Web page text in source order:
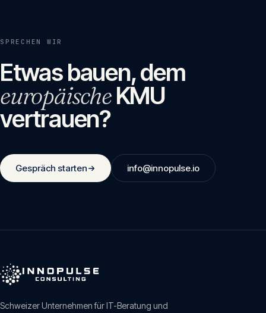
SPRECHEN WIR
Etwas bauen, dem
europäischeKMU
vertrauen?
Gespräch starten info@innopulse.io
Schweizer Unternehmen für IT-Beratung und